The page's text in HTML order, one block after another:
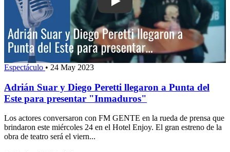
Play: Adrián Suar y Diego Peretti
Espectáculo • 24 May 2023
Adrián Suar y Diego Peretti llegaron a Punta del
Este para presentar "Inmaduros"
Los actores conversaron con FM GENTE en la rueda de prensa que
brindaron este miércoles 24 en el Hotel Enjoy. El gran estreno de la
obra de teatro será el viern...